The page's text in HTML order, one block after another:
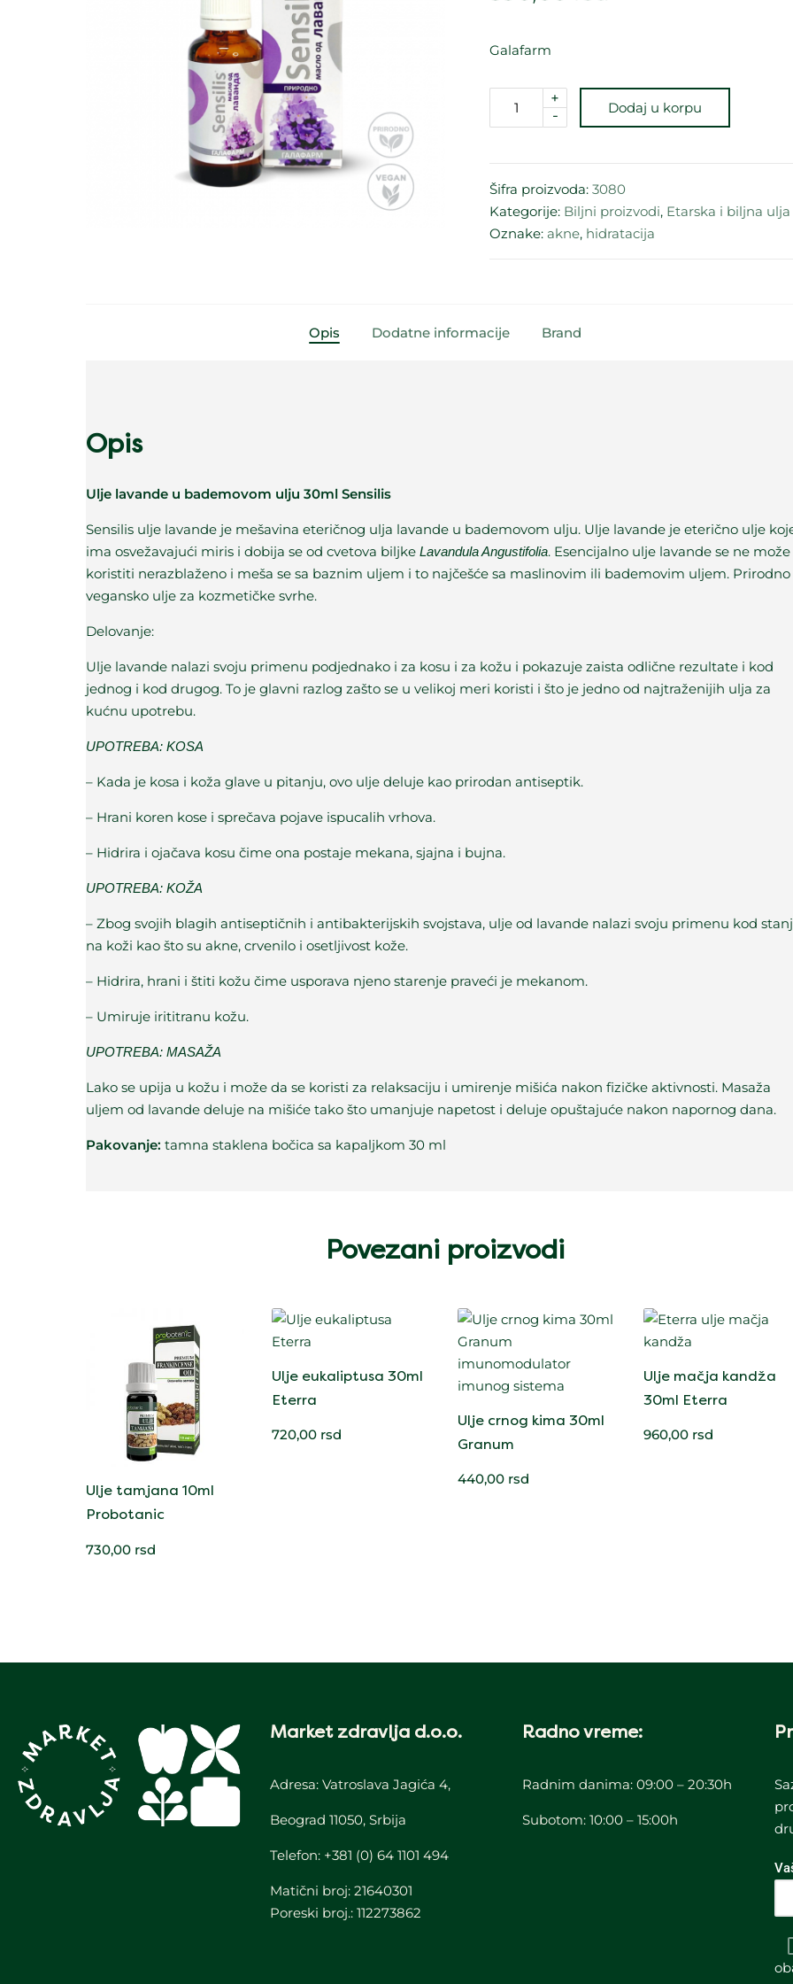
Galafarm
-
+
Dodaj u korpu
Šifra proizvoda:3080
Kategorije: Biljni proizvodi, Etarska i biljna ulja
Oznake: akne, hidratacija
Opis Dodatne informacije Brand
Opis
Ulje lavande u bademovom ulju 30ml Sensilis
Sensilis ulje lavande je mešavina eteričnog ulja lavande u bademovom ulju. Ulje lavande je eterično ulje
ima osvežavajući miris i dobija se od cvetova biljke Lavandula Angustifolia. Esencijalno ulje lavande se ne može
koristiti nerazblaženo i meša se sa baznim uljem i to najčešće sa maslinovim ili bademovim uljem. Prirodno
vegansko ulje za kozmetičke svrhe.
Delovanje:
Ulje lavande nalazi svoju primenu podjednako i za kosu i za kožu i pokazuje zaista odlične rezultate i kod
jednog i kod drugog. To je glavni razlog zašto se u velikoj meri koristi i što je jedno od najtraženijih ulja za
kućnu upotrebu.
UPOTREBA: KOSA
– Kada je kosa i koža glave u pitanju, ovo ulje deluje kao prirodan antiseptik.
– Hrani koren kose i sprečava pojave ispucalih vrhova.
– Hidrira i ojačava kosu čime ona postaje mekana, sjajna i bujna.
UPOTREBA: KOŽA
– Zbog svojih blagih antiseptičnih i antibakterijskih svojstava, ulje od lavande nalazi svoju primenu kod
na koži kao što su akne, crvenilo i osetljivost kože.
– Hidrira, hrani i štiti kožu čime usporava njeno starenje praveći je mekanom.
– Umiruje irititranu kožu.
UPOTREBA: MASAŽA
Lako se upija u kožu i može da se koristi za relaksaciju i umirenje mišića nakon fizičke aktivnosti. Masaža
uljem od lavande deluje na mišiće tako što umanjuje napetost i deluje opuštajuće nakon napornog dana.
Pakovanje: tamna staklena bočica sa kapaljkom 30 ml
Povezani proizvodi
Ulje tamjana 10ml
Probotanic
730,00 rsd
Ulje eukaliptusa 30ml
Eterra
720,00 rsd
Ulje crnog kima 30ml
Granum
440,00 rsd
Ulje mačja kandža
30ml Eterra
960,00 rsd
Market zdravlja d.o.o.
Adresa: Vatroslava Jagića 4,
Beograd 11050, Srbija
Telefon: +381 (0) 64 1101 494
Matični broj: 21640301
Poreski broj.: 112273862
Radno vreme:
Radnim danima: 09:00 – 20:30h
Subotom: 10:00 – 15:00h